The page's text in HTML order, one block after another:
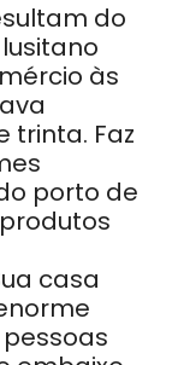
do
às
trinta. Faz
porto de
casa